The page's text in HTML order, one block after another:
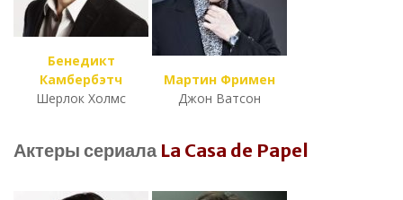
Бенедикт
Камбербэтч
Шерлок Холмс
Мартин Фримен
Джон Ватсон
Актеры сериала La Casa de Papel